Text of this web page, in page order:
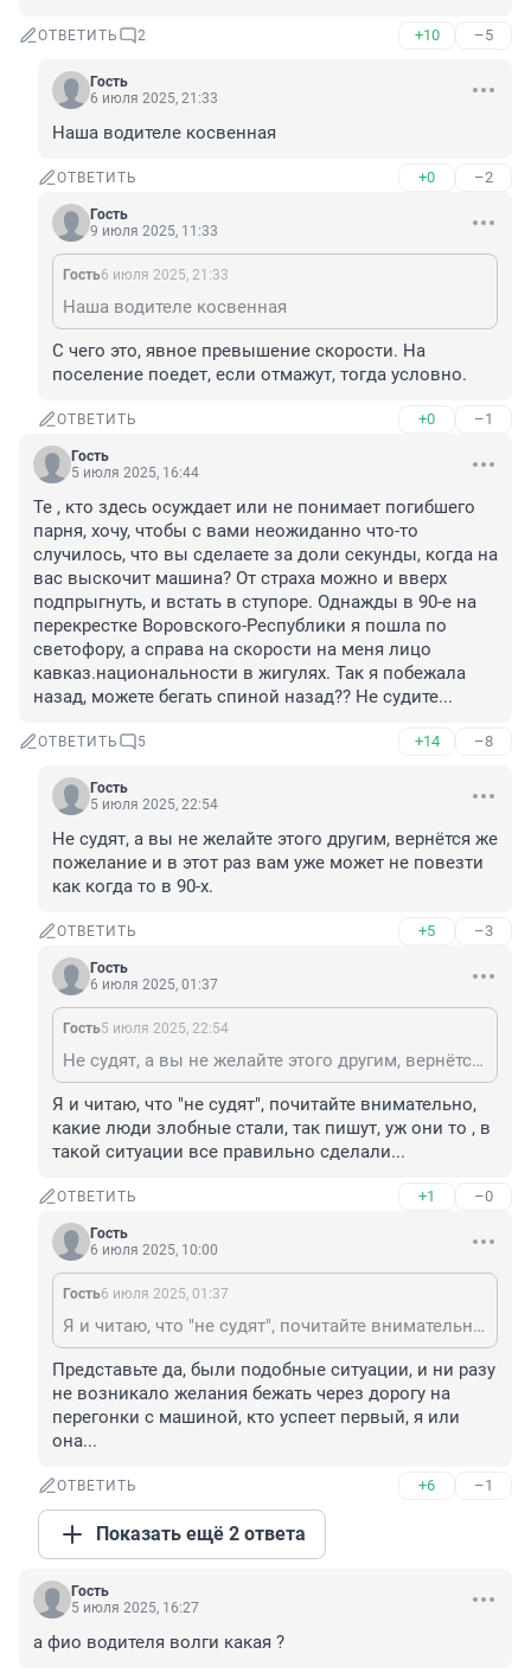
ОТВЕТИТЬ 2 +10 –5
Гость
6 июля 2025, 21:33
Наша водителе косвенная
ОТВЕТИТЬ +0 –2
Гость
9 июля 2025, 11:33
Гость6 июля 2025, 21:33
Наша водителе косвенная
С чего это, явное превышение скорости. На
поселение поедет, если отмажут, тогда условно.
ОТВЕТИТЬ +0 –1
Гость
5 июля 2025, 16:44
Те , кто здесь осуждает или не понимает погибшего
парня, хочу, чтобы с вами неожиданно что-то
случилось, что вы сделаете за доли секунды, когда на
вас выскочит машина? От страха можно и вверх
подпрыгнуть, и встать в ступоре. Однажды в 90-е на
перекрестке Воровского-Республики я пошла по
светофору, а справа на скорости на меня лицо
кавказ.национальности в жигулях. Так я побежала
назад, можете бегать спиной назад?? Не судите...
ОТВЕТИТЬ 5 +14 –8
Гость
5 июля 2025, 22:54
Не судят, а вы не желайте этого другим, вернётся же
пожелание и в этот раз вам уже может не повезти
как когда то в 90-х.
ОТВЕТИТЬ +5 –3
Гость
6 июля 2025, 01:37
Гость5 июля 2025, 22:54
Не судят, а вы не желайте этого другим, вернётся же пожелание и в этот раз вам уже может не повезти как когда то в 90-х.
Я и читаю, что "не судят", почитайте внимательно,
какие люди злобные стали, так пишут, уж они то , в
такой ситуации все правильно сделали...
ОТВЕТИТЬ +1 –0
Гость
6 июля 2025, 10:00
Гость6 июля 2025, 01:37
Я и читаю, что "не судят", почитайте внимательно, какие люди злобные стали, так пишут, уж они то , в такой ситуации все правильно сделали...
Представьте да, были подобные ситуации, и ни разу
не возникало желания бежать через дорогу на
перегонки с машиной, кто успеет первый, я или
она...
ОТВЕТИТЬ +6 –1
Показать ещё 2 ответа
Гость
5 июля 2025, 16:27
а фио водителя волги какая ?